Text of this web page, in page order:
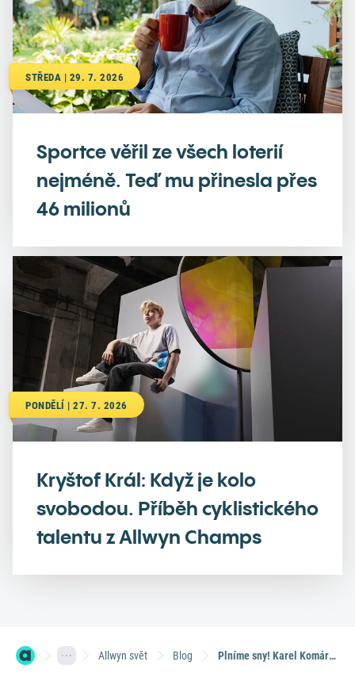
STŘEDA | 29. 7. 2026
Sportce věřil ze všech loterií
nejméně. Teď mu přinesla přes
46 milionů
PONDĚLÍ | 27. 7. 2026
Kryštof Král: Když je kolo
svobodou. Příběh cyklistického
talentu z Allwyn Champs
Allwyn svět Blog Plníme sny! Karel Komárek, zakladatel KKCG, kam spadá i Sazka, dá Čínou odmítnutá piana českým dětem